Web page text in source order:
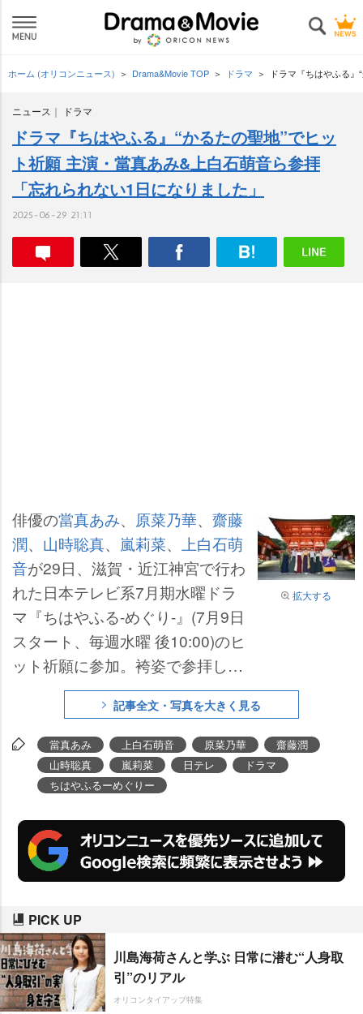
ホーム (オリコンニュース) Drama&Movie TOP ドラマ ドラマ『ちはやふる
ニュース ドラマ
ドラマ『ちはやふる』“かるたの聖地”でヒッ
ト祈願 主演・當真あみ&上白石萌音ら参拝
「忘れられない1日になりました」
2025-06-29 21:11
拡大する
俳優の當真あみ、 原菜乃華、 齋藤
潤、 山時聡真、 嵐莉菜、
上白石萌
音が29日、滋賀・近江神宮で行わ
れた日本テレビ系7月期水曜ドラ
マ『ちはやふる-めぐり-』(7月9日
スタート、毎週水曜 後10:00)のヒ
ット祈願に参加。袴姿で参拝し
記事全文・写真を大きく見る
當真あみ 上白石萌音 原菜乃華
齋藤潤
山時聡真
嵐莉菜 日テレ
ドラマ
ちはやふるーめぐりー
PICK UP
川島海荷さんと学ぶ 日常に潜む“人身取
引”のリアル
オリコンタイアップ特集